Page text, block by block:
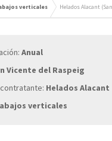
verticales Helados Alacant
Anual
Vicente del Raspeig
Helados Alacant
verticales